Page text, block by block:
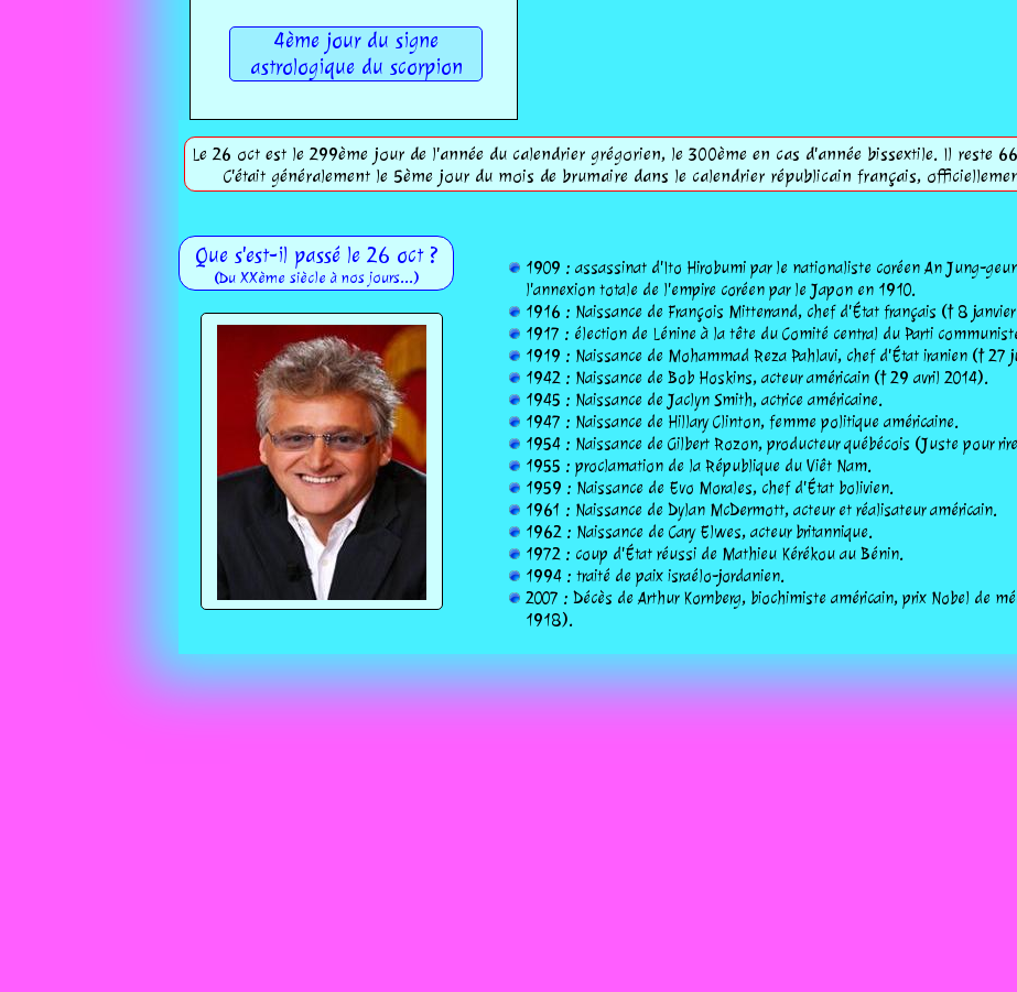
4ème jour du signe
astrologique du scorpion
Le 26 oct est le 299ème jour de l'année du calendrier grégorien, le 300ème en cas d'année bissextile. Il reste
C'était généralement le 5ème jour du mois de brumaire dans le calendrier républicain français,
Que s'est-il passé le 26 oct ?
(Du XXème siècle à nos jours...)
1909 : assassinat d'Ito Hirobumi par le nationaliste coréen An Jung-
l'annexion totale de l'empire coréen par le Japon en 1910.
1916 : Naissance de François Mitterrand, chef d'État français († 8
1917 : élection de Lénine à la tête du Comité central du Parti
1919 : Naissance de Mohammad Reza Pahlavi, chef d'État iranien (†
1942 : Naissance de Bob Hoskins, acteur américain († 29 avril 2014).
1945 : Naissance de Jaclyn Smith, actrice américaine.
1947 : Naissance de Hillary Clinton, femme politique américaine.
1954 : Naissance de Gilbert Rozon, producteur québécois (Juste pour
1955 : proclamation de la République du Viêt Nam.
1959 : Naissance de Evo Morales, chef d'État bolivien.
1961 : Naissance de Dylan McDermott, acteur et réalisateur américain.
1962 : Naissance de Cary Elwes, acteur britannique.
1972 : coup d'État réussi de Mathieu Kérékou au Bénin.
1994 : traité de paix israélo-jordanien.
2007 : Décès de Arthur Kornberg, biochimiste américain, prix Nobel de
1918).